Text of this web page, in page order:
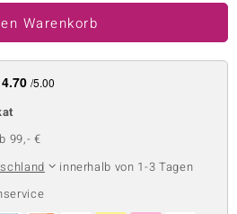
Warenkorb
4.70 /5.00
99,- €
innerhalb von 1-3 Tagen